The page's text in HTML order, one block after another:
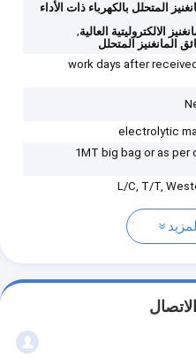
المتحلل بالكهرباء ذات الأداء
الالكتروليتية العالية,
7-10 work days after
electrolytic
1MT big bag or as per
L/C, T/T,